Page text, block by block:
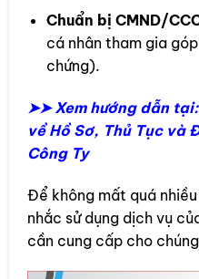
Chuẩn bị CMND/
cá nhân tham gia
chứng).
➤➤ Xem hướng dẫn
về Hồ Sơ, Thủ Tục và
Công Ty
Để không mất quá
nhắc sử dụng dịch vụ
cần cung cấp cho